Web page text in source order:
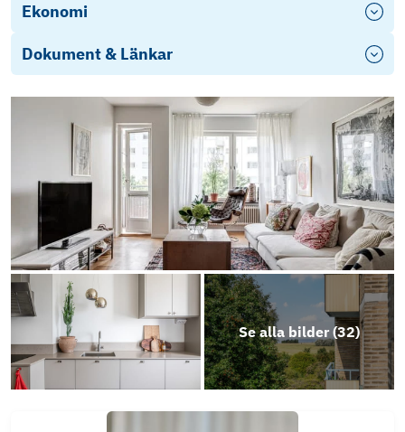
Ekonomi
Dokument & Länkar
Energideklaration
Se alla bilder (32)